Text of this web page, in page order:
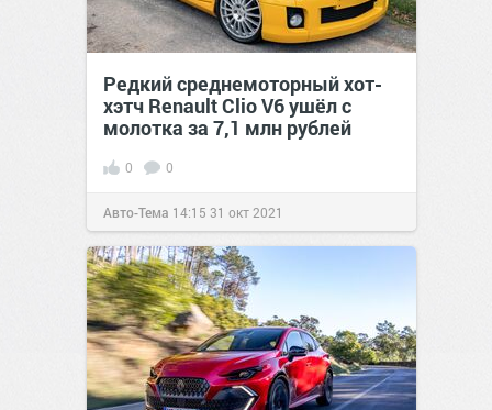
Редкий среднемоторный хот-
хэтч Renault Clio V6 ушёл с
молотка за 7,1 млн рублей
0 0
Авто-Тема 14:15 31 окт 2021